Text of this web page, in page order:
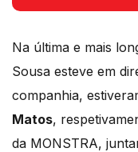
Na última e mais
Sousa esteve em
companhia,
Matos,
da MONSTRA,